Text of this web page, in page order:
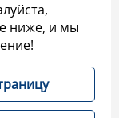
ниже, и мы